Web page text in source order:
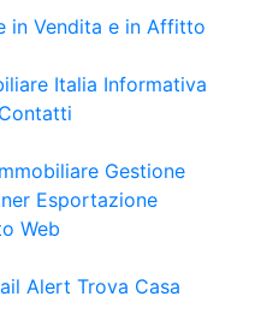
Italia Informativa
Contatti
Gestione
Esportazione
Web
Alert Trova Casa